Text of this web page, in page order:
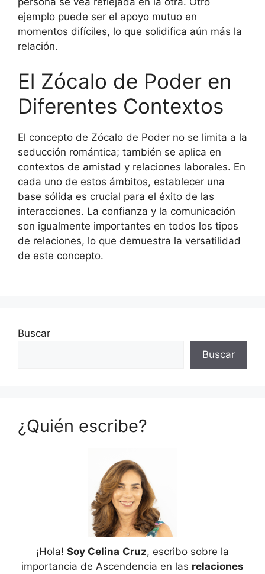
ejemplo puede ser el apoyo mutuo en
momentos difíciles, lo que solidifica aún más la
relación.
El Zócalo de Poder en
Diferentes Contextos
El concepto de Zócalo de Poder no se limita a la
seducción romántica; también se aplica en
contextos de amistad y relaciones laborales. En
cada uno de estos ámbitos, establecer una
base sólida es crucial para el éxito de las
interacciones. La confianza y la comunicación
son igualmente importantes en todos los tipos
de relaciones, lo que demuestra la versatilidad
de este concepto.
Buscar
Buscar
¿Quién escribe?
¡Hola! Soy Celina Cruz, escribo sobre la
importancia de Ascendencia en las relaciones